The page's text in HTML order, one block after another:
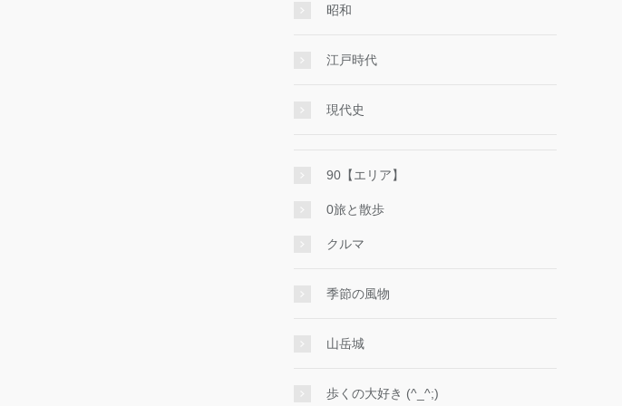
昭和
江戸時代
現代史
90【エリア】
0旅と散歩
クルマ
季節の風物
山岳城
歩くの大好き (^_^;)